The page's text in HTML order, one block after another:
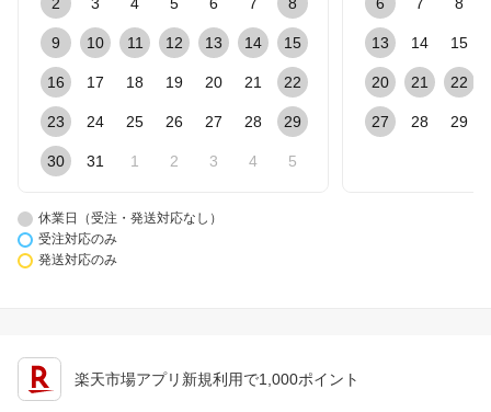
2 3 4 5 6 7 8
9 10 11 12 13 14 15
16 17 18 19 20 21 22
23 24 25 26 27 28 29
30 31 1 2 3 4 5
6 7 8
13 14 15
20 21 22
27 28 29
休業日（受注・発送対応なし）
受注対応のみ
発送対応のみ
楽天市場アプリ新規利用で1,000ポイント